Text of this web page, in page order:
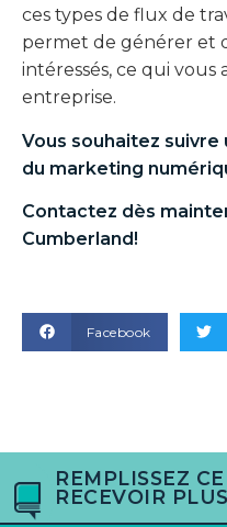
ces types de flux de
permet de générer et
intéressés, ce qui
entreprise.
Vous souhaitez suivre
du marketing
Contactez dès
Cumberland!
Facebook
REMPLISSEZ
RECEVOIR